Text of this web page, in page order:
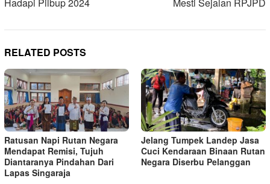
Hadapi Pilbup 2024 Mesti Sejalan RPJPD
RELATED POSTS
Ratusan Napi Rutan Negara
Mendapat Remisi, Tujuh
Diantaranya Pindahan Dari
Lapas Singaraja
Jelang Tumpek Landep Jasa
Cuci Kendaraan Binaan Rutan
Negara Diserbu Pelanggan